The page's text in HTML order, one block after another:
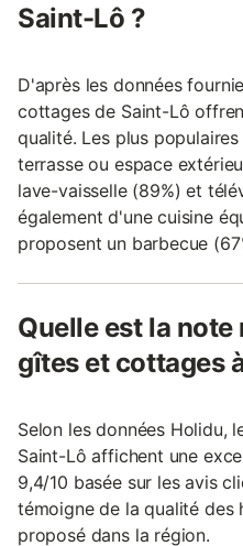
Saint-Lô ?
D'après les données
cottages de Saint-Lô
qualité. Les plus
terrasse ou espace
lave-vaisselle (89%) et
également d'une cuisine
proposent un barbecue
Quelle est la
gîtes et cottages
Selon les données Holidu,
Saint-Lô affichent une
9,4/10 basée sur les avis
témoigne de la qualité des
proposé dans la région.